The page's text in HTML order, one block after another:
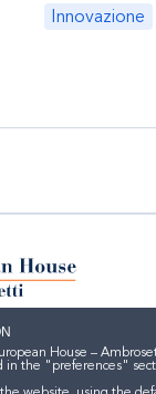
Innovazione
House –
in the "preferences"